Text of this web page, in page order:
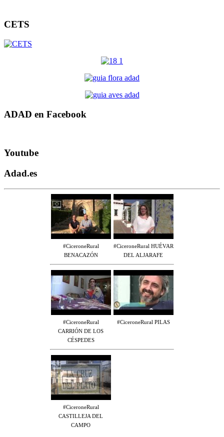
CETS
ADAD en Facebook
Youtube
Adad.es
#CiceroneRural
BENACAZÓN
#CiceroneRural HUÉVAR
DEL ALJARAFE
#CiceroneRural
CARRIÓN DE LOS
CÉSPEDES
#CiceroneRural PILAS
#CiceroneRural
CASTILLEJA DEL
CAMPO